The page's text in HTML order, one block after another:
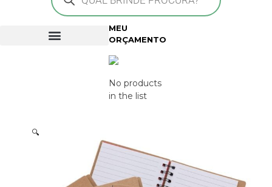
MEU
ORÇAMENTO
No products
in the list
🔍